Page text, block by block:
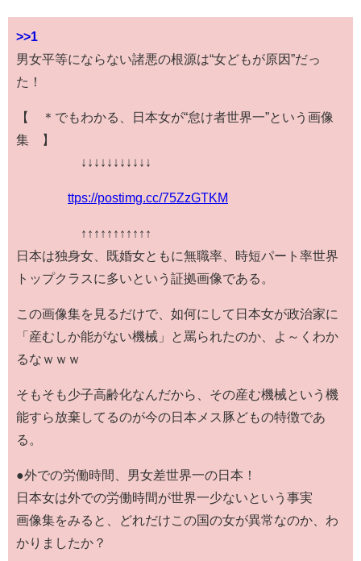
>>1
男女平等にならない諸悪の根源は“女どもが原因”だっ
た！
【 ＊でもわかる、日本女が“怠け者世界一”という画像
集 】
↓↓↓↓↓↓↓↓↓↓↓
ttps://postimg.cc/75ZzGTKM
↑↑↑↑↑↑↑↑↑↑↑
日本は独身女、既婚女ともに無職率、時短パート率世界
トップクラスに多いという証拠画像である。
この画像集を見るだけで、如何にして日本女が政治家に
「産むしか能がない機械」と罵られたのか、よ～くわか
るなｗｗｗ
そもそも少子高齢化なんだから、その産む機械という機
能すら放棄してるのが今の日本メス豚どもの特徴であ
る。
●外での労働時間、男女差世界一の日本！
日本女は外での労働時間が世界一少ないという事実
画像集をみると、どれだけこの国の女が異常なのか、わ
かりましたか？